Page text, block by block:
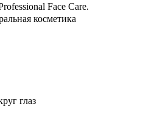
Face Care.
косметика
глаз